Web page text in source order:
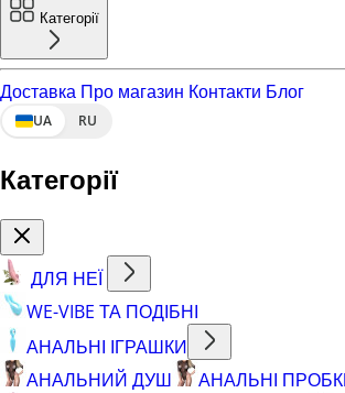
Категорії
Доставка Про магазин Контакти Блог
UA RU
Категорії
ДЛЯ НЕЇ
WE-VIBE ТА ПОДІБНІ
АНАЛЬНІ ІГРАШКИ
АНАЛЬНИЙ ДУШ
АНАЛЬНІ